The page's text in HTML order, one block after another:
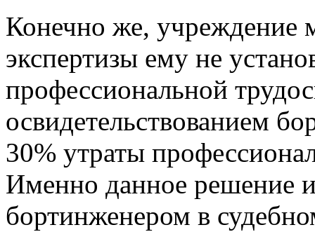
Конечно же, учреждение
экспертизы ему не
профессиональной
освидетельствованием
30% утраты
Именно данное решение
бортинженером в